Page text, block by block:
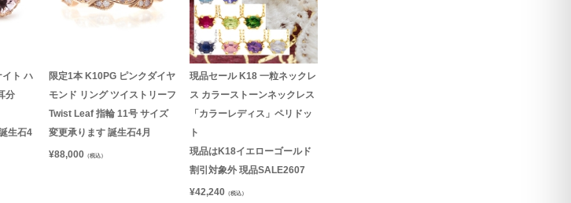
イト ハ
分
生石4
限定1本 K10PG ピンクダイヤ
モンド リング ツイストリーフ
Twist Leaf 指輪 11号 サイズ
変更承ります 誕生石4月
¥88,000 （税込）
現品セール K18 一粒ネックレ
ス カラーストーンネックレス
「カラーレディス」ペリドッ
ト
現品はK18イエローゴールド
割引対象外 現品SALE2607
¥42,240 （税込）